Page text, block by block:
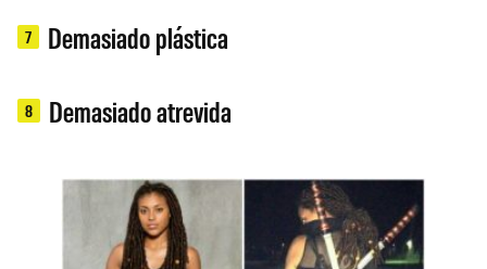
7 Demasiado plástica
8 Demasiado atrevida